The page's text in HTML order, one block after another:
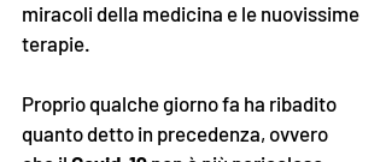
miracoli della medicina e le nuovissime
terapie.
Proprio qualche giorno fa ha ribadito
quanto detto in precedenza, ovvero